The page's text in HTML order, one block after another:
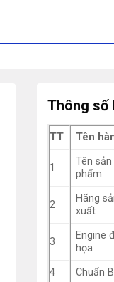
Thông số
TT Tên
1
Tên sản
phẩm
2
Hãng
xuất
3
Engine
họa
4
Chuẩn